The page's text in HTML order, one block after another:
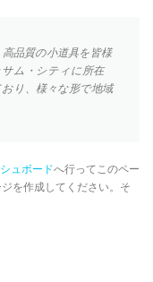
品質の小道具を皆様
ム・シティに所在
り、様々な形で地域
ュボードへ行ってこのペー
を作成してください。そ